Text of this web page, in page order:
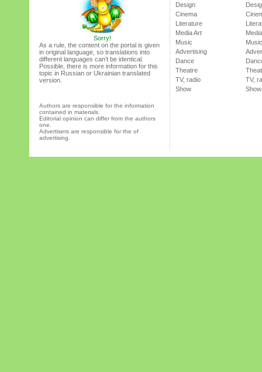
Sorry!
As a rule, the content on the portal is given
in original language, so translations into
different languages can’t be identical.
Possible, there is more information for this
topic in Russian or Ukrainian translated
version.
Authors are responsible for the information
contained in materials.
Editorial opinion can differ from the authors
one.
Advertisers are responsible for the of
advertising.
Design
Cinema
Literature
Media Art
Music
Advertising
Dance
Theatre
TV, radio
Show
Music
TV,
Show